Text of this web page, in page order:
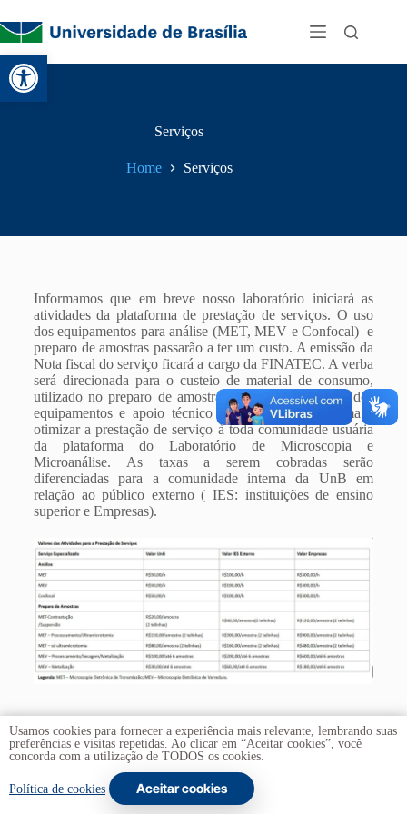
Abrir a barra de ferramentas
Serviços
Home Serviços
Informamos que em breve nosso laboratório iniciará as
atividades da plataforma de prestação de serviços. O uso
dos equipamentos para análise (MET, MEV e Confocal) e
preparo de amostras passarão a ter um custo. A emissão da
Nota fiscal do serviço ficará a cargo da FINATEC. A verba
será direcionada para o custeio de material de consumo,
utilizado no preparo de amostras, peças de reposição dos
equipamentos e apoio técnico especializado, de forma a
otimizar a prestação de serviço à toda comunidade usuária
da plataforma doLaboratório de Microscopia e
Microanálise. As taxas a serem cobradas serão
diferenciadas para a comunidade interna da UnB em
relação ao público externo ( IES: instituições de ensino
superior e Empresas).
Copyright © 2026 - Universidade de Brasília
Usamos cookies para fornecer a experiência mais relevante, lembrando suas
preferências e visitas repetidas. Ao clicar em “Aceitar cookies”, você
concorda com a utilização de TODOS os cookies.
Política de cookies Aceitar cookies